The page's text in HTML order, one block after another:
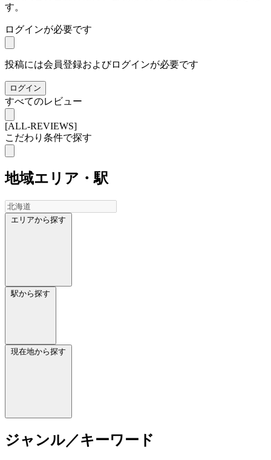
す。
ログインが必要です
投稿には会員登録およびログインが必要です
ログイン
すべてのレビュー
[ALL-REVIEWS]
こだわり条件で探す
地域エリア・駅
エリアから探す
駅から探す
現在地から探す
ジャンル／キーワード